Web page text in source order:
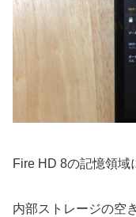
Fire HD 8の記憶領域
内部ストレージの空